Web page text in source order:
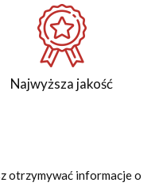
Najwyższa jakość
otrzymywać informacje o